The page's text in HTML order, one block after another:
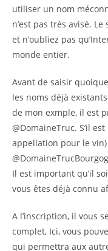
utiliser un nom
n’est pas très avisé.
et n’oubliez pas
monde entier.
Avant de saisir
les noms déjà
de mon exmple, il est
@DomaineTruc. S’il
appellation pour le
Il est important qu’il
vous êtes déjà connu
A l’inscription, il vous
complet, Ici, vous
qui permettra aux